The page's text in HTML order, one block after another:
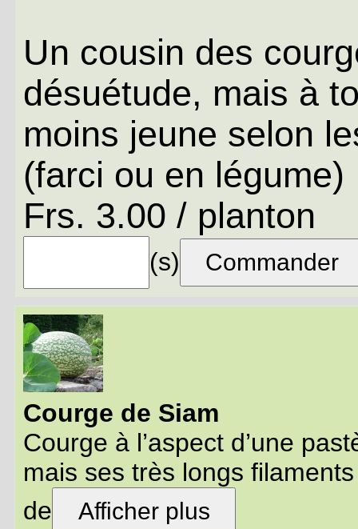
Un cousin des
désuétude, mais à
moins jeune selon
(farci ou en légume)
Frs. 3.00 / planton
(s)
Courge de Siam
Courge à l’aspect d’une
mais ses très longs
de
Afficher plus